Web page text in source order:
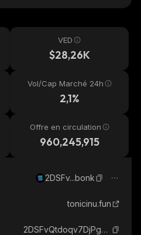
VED
$28,26K
Vol/Cap Marché 24h
2,1%
Offre en circulation
960,245,915
2DSFv...bonk
tonicinu.fun
2DSFvQtdoqv7DjPgXL5tjTYJ3ABBnoBeTfAJTXNdbonk_solana